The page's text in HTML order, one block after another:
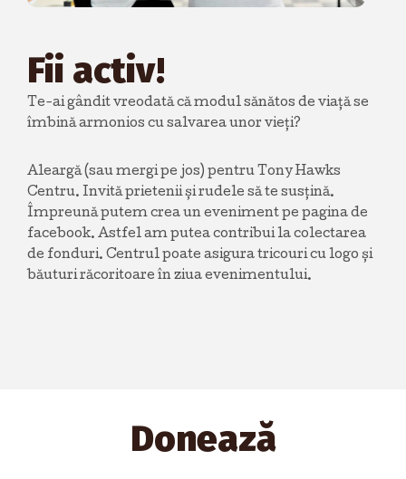
Fii activ!​
Te-ai gândit vreodată că modul sănătos de viață se
îmbină armonios cu salvarea unor vieți?
Aleargă (sau mergi pe jos) pentru Tony Hawks
Centru. Invită prietenii și rudele să te susțină.
Împreună putem crea un eveniment pe pagina de
facebook. Astfel am putea contribui la colectarea
de fonduri. Centrul poate asigura tricouri cu logo și
băuturi răcoritoare în ziua evenimentului.
Donează